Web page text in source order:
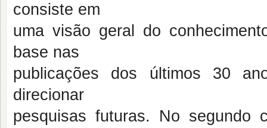
consiste em
uma visão geral do
base nas
publicações dos últimos 30
direcionar
pesquisas futuras. No segundo